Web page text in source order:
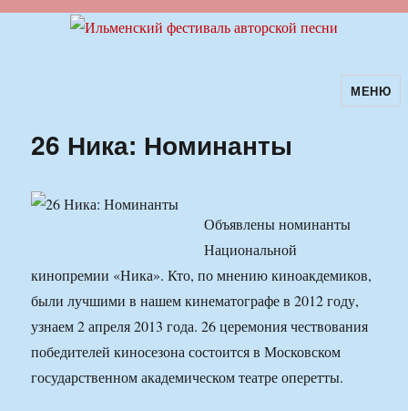
Ильменский фестиваль авторской
песни
МЕНЮ
26 Ника: Номинанты
Объявлены номинанты
Национальной
кинопремии «Ника». Кто, по мнению киноакдемиков,
были лучшими в нашем кинематографе в 2012 году,
узнаем 2 апреля 2013 года. 26 церемония чествования
победителей киносезона состоится в Московском
государственном академическом театре оперетты.